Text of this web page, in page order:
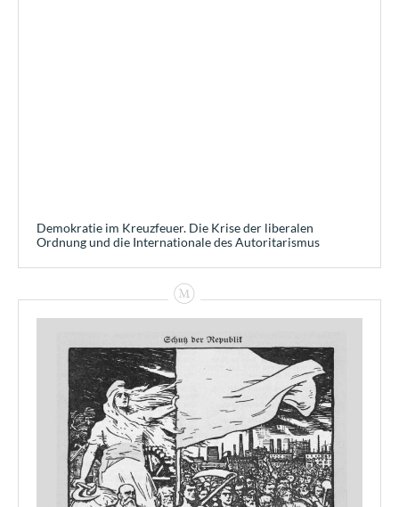
Demokratie im Kreuzfeuer. Die Krise der liberalen
Ordnung und die Internationale des Autoritarismus